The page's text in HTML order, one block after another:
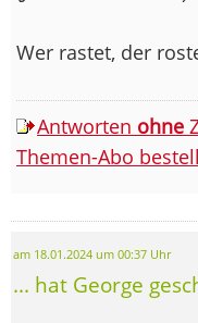
Wer rastet, der
Antworten ohne
Themen-Abo
am 18.01.2024 um 00:37 Uhr
... hat George